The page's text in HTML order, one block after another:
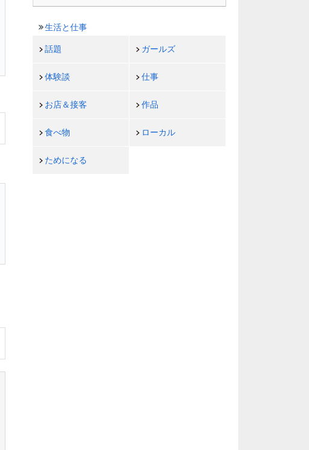
生活と仕事
話題 ガールズ
体験談 仕事
お店＆接客 作品
食べ物 ローカル
ためになる